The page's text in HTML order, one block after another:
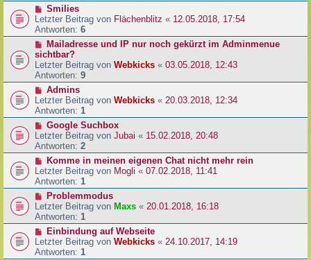
Smilies
Letzter Beitrag von Flächenblitz « 12.05.2018, 17:54
Antworten: 6
Mailadresse und IP nur noch gekürzt im Adminmenue
sichtbar?
Letzter Beitrag von Webkicks « 03.05.2018, 12:43
Antworten: 9
Admins
Letzter Beitrag von Webkicks « 20.03.2018, 12:34
Antworten: 1
Google Suchbox
Letzter Beitrag von Jubai « 15.02.2018, 20:48
Antworten: 2
Komme in meinen eigenen Chat nicht mehr rein
Letzter Beitrag von Mogli « 07.02.2018, 11:41
Antworten: 1
Problemmodus
Letzter Beitrag von Maxs « 20.01.2018, 16:18
Antworten: 1
Einbindung auf Webseite
Letzter Beitrag von Webkicks « 24.10.2017, 14:19
Antworten: 1